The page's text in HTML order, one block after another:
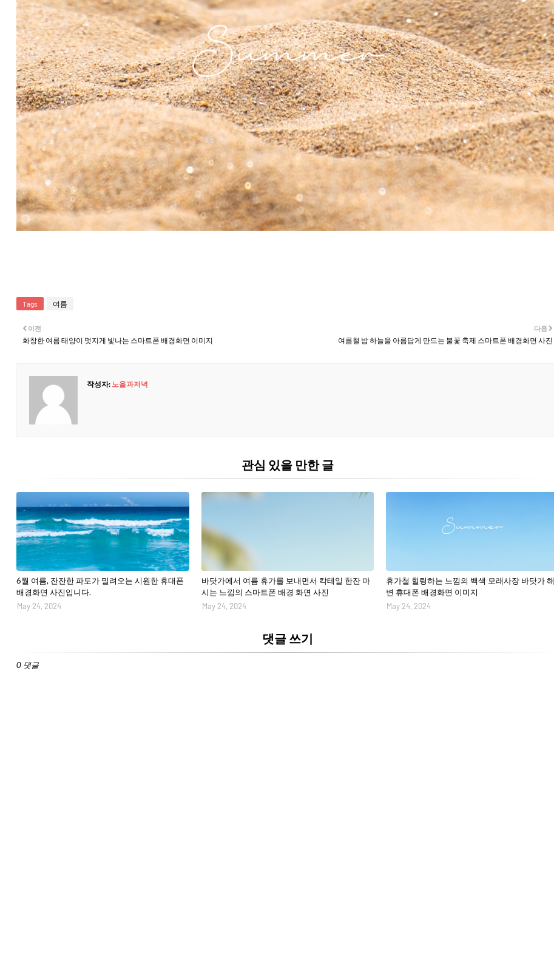
Tags 여름
다음
여름철 밤 하늘을 아름답게 만드는 불꽃 축제 스마트폰 배경화면 사진
이전
화창한 여름 태양이 멋지게 빛나는 스마트폰 배경화면 이미지
작성자: 노을과저녁
관심 있을 만한 글
6월 여름, 잔잔한 파도가 밀려오는 시원한 휴대폰
배경화면 사진입니다.
May 24, 2024
바닷가에서 여름 휴가를 보내면서 칵테일 한잔 마
시는 느낌의 스마트폰 배경 화면 사진
May 24, 2024
휴가철 힐링하는 느낌의 백색 모래사장 바닷가 해
변 휴대폰 배경화면 이미지
May 24, 2024
댓글 쓰기
0 댓글